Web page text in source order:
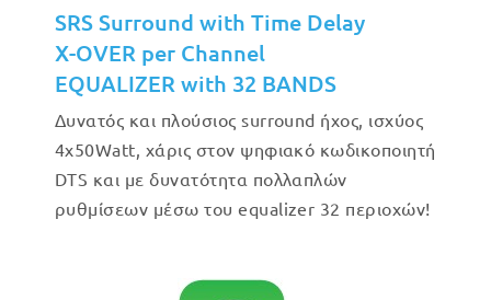
SRS Surround with Time Delay
X-OVER per Channel
EQUALIZER with 32 BANDS
Δυνατός και πλούσιος surround ήχος, ισχύος
4x50Watt, χάρις στον ψηφιακό κωδικοποιητή
DTS και με δυνατότητα πολλαπλών
ρυθμίσεων μέσω του equalizer 32 περιοχών!